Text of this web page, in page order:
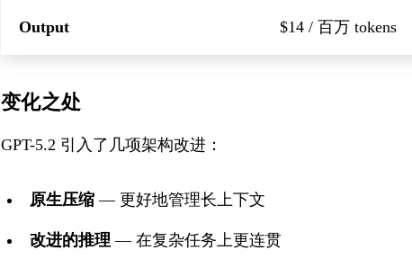
Output $14 / 百万 tokens
变化之处
GPT-5.2 引入了几项架构改进：
原生压缩 — 更好地管理长上下文
改进的推理 — 在复杂任务上更连贯